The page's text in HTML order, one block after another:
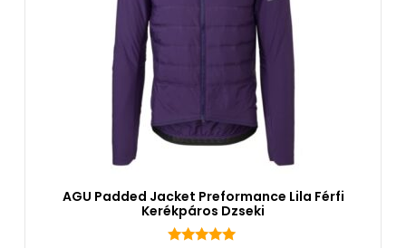
AGU Padded Jacket Preformance Lila Férfi
Kerékpáros Dzseki